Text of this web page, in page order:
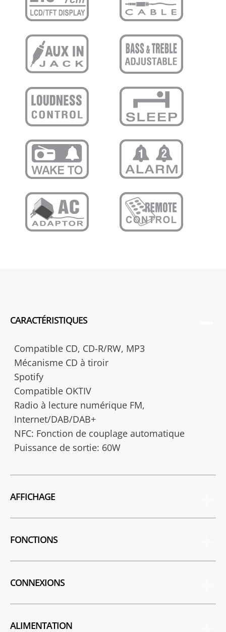
CARACTÉRISTIQUES
Compatible CD, CD-R/RW, MP3
Mécanisme CD à tiroir
Spotify
Compatible OKTIV
Radio à lecture numérique FM,
Internet/DAB/DAB+
NFC: Fonction de couplage automatique
Puissance de sortie: 60W
AFFICHAGE
FONCTIONS
CONNEXIONS
ALIMENTATION